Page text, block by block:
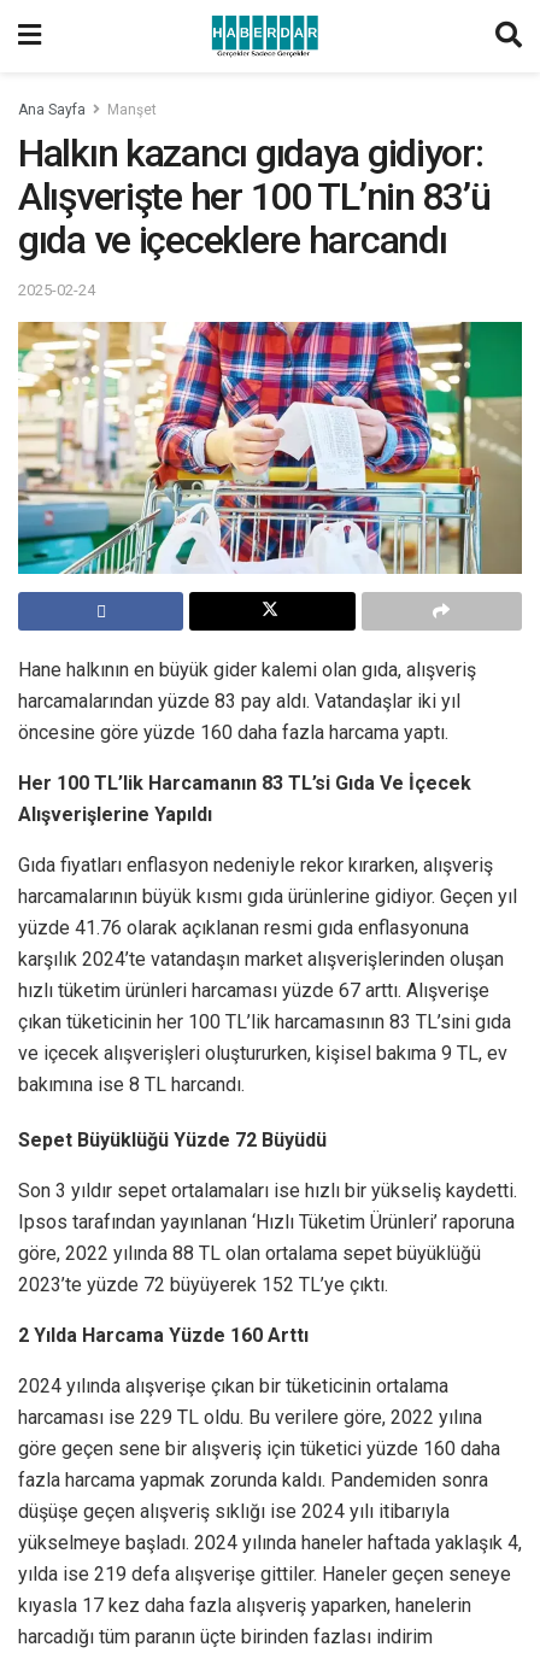
Ana Sayfa Manşet
Halkın kazancı gıdaya gidiyor:
Alışverişte her 100 TL’nin 83’ü
gıda ve içeceklere harcandı
2025-02-24
Hane halkının en büyük gider kalemi olan gıda, alışveriş
harcamalarından yüzde 83 pay aldı. Vatandaşlar iki yıl
öncesine göre yüzde 160 daha fazla harcama yaptı.
Her 100 TL’lik Harcamanın 83 TL’si Gıda Ve İçecek
Alışverişlerine Yapıldı
Gıda fiyatları enflasyon nedeniyle rekor kırarken, alışveriş
harcamalarının büyük kısmı gıda ürünlerine gidiyor. Geçen yıl
yüzde 41.76 olarak açıklanan resmi gıda enflasyonuna
karşılık 2024’te vatandaşın market alışverişlerinden oluşan
hızlı tüketim ürünleri harcaması yüzde 67 arttı. Alışverişe
çıkan tüketicinin her 100 TL’lik harcamasının 83 TL’sini gıda
ve içecek alışverişleri oluştururken, kişisel bakıma 9 TL, ev
bakımına ise 8 TL harcandı.
Sepet Büyüklüğü Yüzde 72 Büyüdü
Son 3 yıldır sepet ortalamaları ise hızlı bir yükseliş kaydetti.
Ipsos tarafından yayınlanan ‘Hızlı Tüketim Ürünleri’ raporuna
göre, 2022 yılında 88 TL olan ortalama sepet büyüklüğü
2023’te yüzde 72 büyüyerek 152 TL’ye çıktı.
2 Yılda Harcama Yüzde 160 Arttı
2024 yılında alışverişe çıkan bir tüketicinin ortalama
harcaması ise 229 TL oldu. Bu verilere göre, 2022 yılına
göre geçen sene bir alışveriş için tüketici yüzde 160 daha
fazla harcama yapmak zorunda kaldı. Pandemiden sonra
düşüşe geçen alışveriş sıklığı ise 2024 yılı itibarıyla
yükselmeye başladı. 2024 yılında haneler haftada yaklaşık 4,
yılda ise 219 defa alışverişe gittiler. Haneler geçen seneye
kıyasla 17 kez daha fazla alışveriş yaparken, hanelerin
harcadığı tüm paranın üçte birinden fazlası indirim